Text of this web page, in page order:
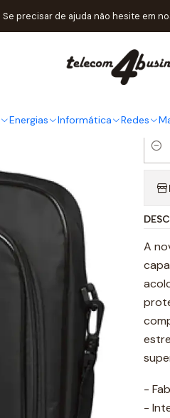
Energias Informática Redes
Se precisar de ajuda não hesite em
Informática Malas&Mochilas
|
A
-
-